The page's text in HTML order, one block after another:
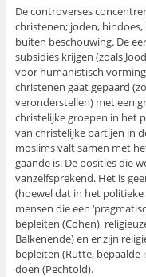
De controverses
christenen; joden,
buiten beschouwing. De
subsidies krijgen (zoals
voor humanistisch
christenen gaat gepaard
veronderstellen) met een
christelijke groepen in het
van christelijke partijen in
moslims valt samen met
gaande is. De posities die
vanzelfsprekend. Het is
(hoewel dat in het politieke
mensen die een
bepleiten (Cohen),
Balkenende) en er zijn
bepleiten (Rutte, bepaalde
doen (Pechtold).